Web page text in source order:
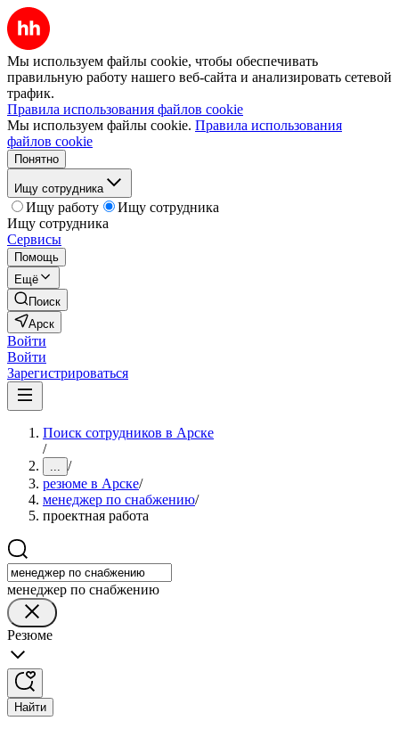
Мы используем файлы cookie, чтобы обеспечивать
правильную работу нашего веб-сайта и анализировать сетевой
трафик.
Правила использования файлов cookie
Мы используем файлы cookie. Правила использования
файлов cookie
Понятно
Ищу сотрудника
Ищу работу
Ищу сотрудника
Ищу сотрудника
Сервисы
Помощь
Ещё
Поиск
Арск
Войти
Войти
Зарегистрироваться
Поиск сотрудников в Арске
/
... /
резюме в Арске/
менеджер по снабжению/
проектная работа
менеджер по снабжению
Резюме
Найти